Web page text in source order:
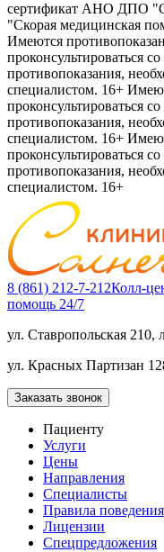
сертификат АНО ДПО
"Скорая медицинская
Имеются
проконсультироваться
противопоказания,
специалистом. 16+
проконсультироваться
противопоказания,
специалистом. 16+
проконсультироваться
противопоказания,
специалистом. 16+
8 (861) 212-7-212Колл-
помощь 24/7
ул. Ставропольская 210,
ул. Красных Партизан
Заказать звонок
Пациенту
Услуги
Цены
Направления
Специалисты
Правила поведения
Лицензии
Спецпредложения